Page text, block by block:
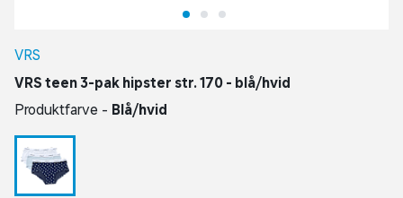
VRS
VRS teen 3-pak hipster str. 170 - blå/hvid
Produktfarve - Blå/hvid